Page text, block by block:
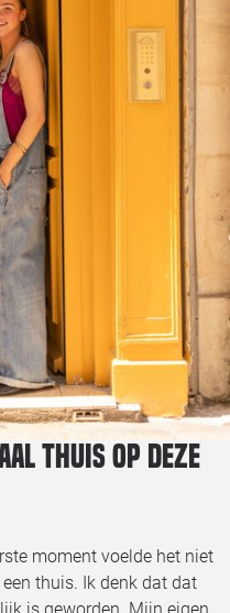
thuis op deze
moment voelde het niet
thuis. Ik denk dat dat
is geworden. Mijn eigen